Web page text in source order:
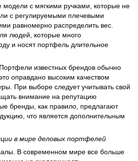
модели с мягкими ручками, которые не
с регулируемыми плечевыми
равномерно распределить вес.
людей, которые много
и носят портфель длительное
Портфели известных брендов обычно
оправдано высоким качеством
При выборе следует учитывать свой
внимание на репутацию
бренды, как правило, предлагают
что является дополнительным
в мире деловых портфелей
В современном мире все больше